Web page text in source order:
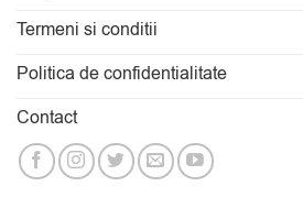
Termeni si conditii
Politica de confidentialitate
Contact